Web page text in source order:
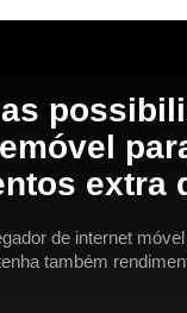
extra
de internet
também